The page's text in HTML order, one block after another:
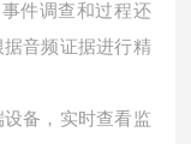
件调查和过程还
音频证据进行精
备，实时查看监